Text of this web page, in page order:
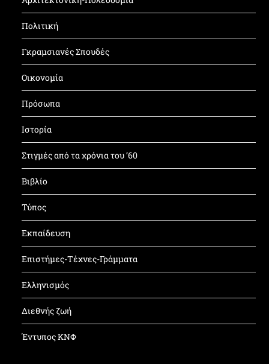
Πολιτική
Γκραμσιανές Σπουδές
Οικονομία
Πρόσωπα
Ιστορία
Στιγμές από τα χρόνια του ’60
Βιβλίο
Τύπος
Εκπαίδευση
Επιστήμες-Τέχνες-Γράμματα
Ελληνισμός
Διεθνής ζωή
Έντυπος ΚΝΦ